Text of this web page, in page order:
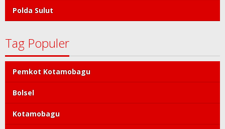
Polda Sulut
Tag Populer
Pemkot Kotamobagu
Bolsel
Kotamobagu